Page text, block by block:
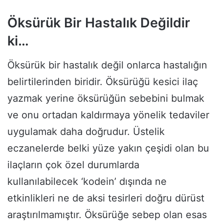
Öksürük Bir Hastalık Değildir
ki…
Öksürük bir hastalık değil onlarca hastalığın
belirtilerinden biridir. Öksürüğü kesici ilaç
yazmak yerine öksürüğün sebebini bulmak
ve onu ortadan kaldırmaya yönelik tedaviler
uygulamak daha doğrudur. Üstelik
eczanelerde belki yüze yakın çeşidi olan bu
ilaçların çok özel durumlarda
kullanılabilecek ‘kodein’ dışında ne
etkinlikleri ne de aksi tesirleri doğru dürüst
araştırılmamıştır. Öksürüğe sebep olan esas